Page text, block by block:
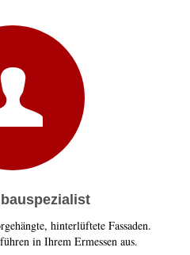
hinterlüftete Fassaden.
in Ihrem Ermessen aus.